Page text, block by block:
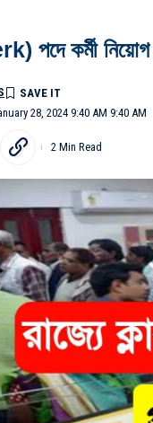
পদে কর্মী
28, 2024 9:40 AM 9:40 AM
2 Min Read